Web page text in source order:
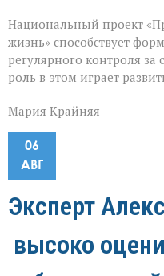
Национальный проект
жизнь» способствует
регулярного контроля
роль в этом играет
Мария Крайняя
06
АВГ
Эксперт
высоко